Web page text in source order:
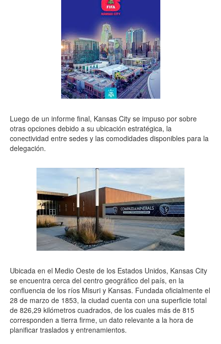
Luego de un informe final, Kansas City se impuso por sobre
otras opciones debido a su ubicación estratégica, la
conectividad entre sedes y las comodidades disponibles para la
delegación.
Ubicada en el Medio Oeste de los Estados Unidos, Kansas City
se encuentra cerca del centro geográfico del país, en la
confluencia de los ríos Misuri y Kansas. Fundada oficialmente el
28 de marzo de 1853, la ciudad cuenta con una superficie total
de 826,29 kilómetros cuadrados, de los cuales más de 815
corresponden a tierra firme, un dato relevante a la hora de
planificar traslados y entrenamientos.